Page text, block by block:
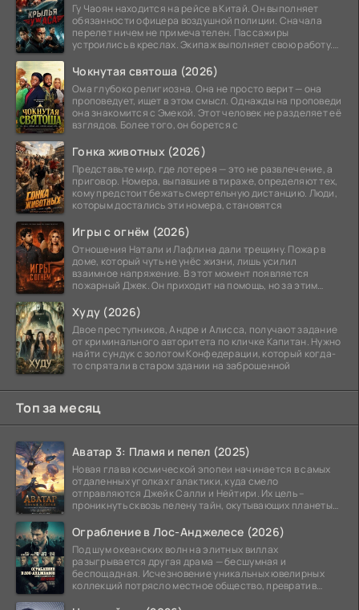
Гу Чаоян находится на рейсе в Китай. Он выполняет
обязанности офицера воздушной полиции. Сначала
перелет ничем не примечателен. Пассажиры
устроились в креслах. Экипаж выполняет свою работу.
Чокнутая святоша (2026)
Ома глубоко религиозна. Она не просто верит — она
проповедует, ищет в этом смысл. Однажды на проповеди
она знакомится с Эмекой. Этот человек не разделяет её
взглядов. Более того, он борется с
Гонка животных (2026)
Представьте мир, где лотерея — это не развлечение, а
приговор. Номера, выпавшие в тираже, определяют тех,
кому предстоит бежать смертельную дистанцию. Люди,
которым достались эти номера, становятся
Игры с огнём (2026)
Отношения Натали и Лафлина дали трещину. Пожар в
доме, который чуть не унёс жизни, лишь усилил
взаимное напряжение. В этот момент появляется
пожарный Джек. Он приходит на помощь, но за этим
Худу (2026)
Двое преступников, Андре и Алисса, получают задание
от криминального авторитета по кличке Капитан. Нужно
найти сундук с золотом Конфедерации, который когда-
то спрятали в старом здании на заброшенной
Топ за месяц
Аватар 3: Пламя и пепел (2025)
Новая глава космической эпопеи начинается в самых
отдаленных уголках галактики, куда смело
отправляются Джейк Салли и Нейтири. Их цель –
проникнуть сквозь пелену тайн, окутывающих планеты
Ограбление в Лос-Анджелесе (2026)
Под шум океанских волн на элитных виллах
разыгрывается другая драма — бесшумная и
беспощадная. Исчезновение уникальных ювелирных
коллекций потрясло местное общество, превратив